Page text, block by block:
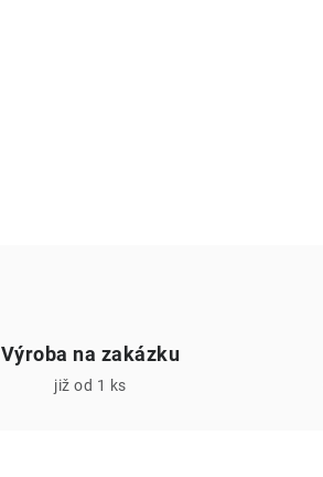
Výroba na zakázku
již od 1 ks